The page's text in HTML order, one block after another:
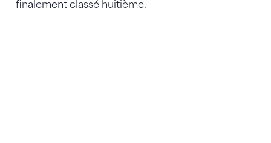
finalement classé huitième.